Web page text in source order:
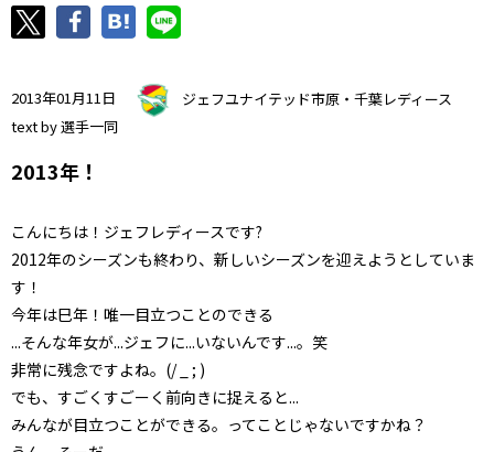
2013年01月11日
ジェフユナイテッド市原・千葉レディース
text by 選手一同
2013年！
こんにちは！ジェフレディースです?
2012年のシーズンも終わり、新しいシーズンを迎えようとしていま
す！
今年は巳年！唯一目立つことのできる
...そんな年女が...ジェフに...いないんです...。笑
非常に残念ですよね。(/ _ ; )
でも、すごくすごーく前向きに捉えると...
みんなが目立つことができる。ってことじゃないですかね？